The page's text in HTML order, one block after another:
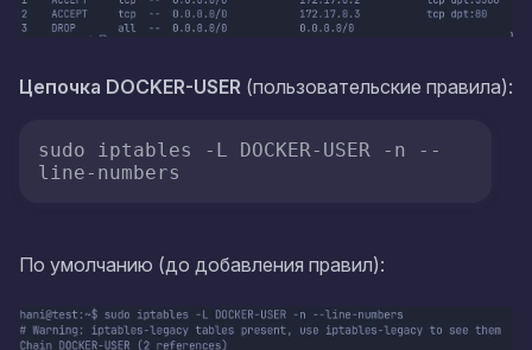
Цепочка DOCKER-USER (пользовательские правила):
sudo iptables -L DOCKER-USER -n --
line-numbers
По умолчанию (до добавления правил):